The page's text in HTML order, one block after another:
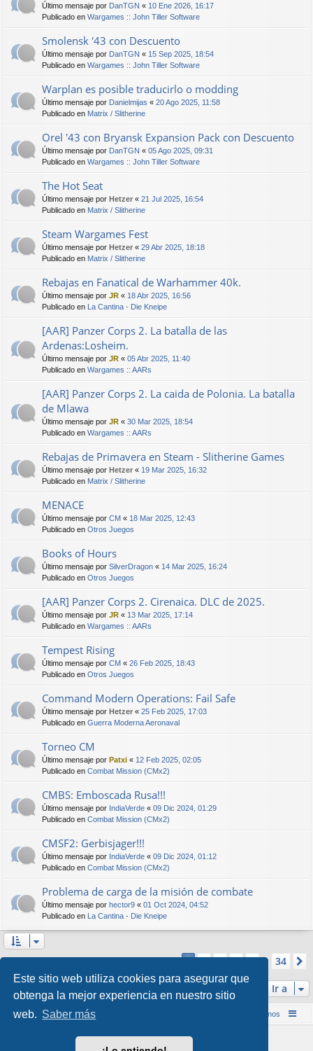
Este sitio web utiliza cookies para asegurar que
obtenga la mejor experiencia en nuestro sitio
web. Saber más
Último mensaje por DanTGN « 10 Ene 2026, 16:17
Publicado en Wargames :: John Tiller Software
Smolensk '43 con Descuento
Último mensaje por DanTGN « 15 Sep 2025, 18:54
Publicado en Wargames :: John Tiller Software
Warplan es posible traducirlo o modding
Último mensaje por Danielmijas « 20 Ago 2025, 11:58
Publicado en Matrix / Slitherine
Orel '43 con Bryansk Expansion Pack con Descuento
Último mensaje por DanTGN « 05 Ago 2025, 09:31
Publicado en Wargames :: John Tiller Software
The Hot Seat
Último mensaje por Hetzer « 21 Jul 2025, 16:54
Publicado en Matrix / Slitherine
Steam Wargames Fest
Último mensaje por Hetzer « 29 Abr 2025, 18:18
Publicado en Matrix / Slitherine
Rebajas en Fanatical de Warhammer 40k.
Último mensaje por JR « 18 Abr 2025, 16:56
Publicado en La Cantina - Die Kneipe
[AAR] Panzer Corps 2. La batalla de las
Ardenas:Losheim.
Último mensaje por JR « 05 Abr 2025, 11:40
Publicado en Wargames :: AARs
[AAR] Panzer Corps 2. La caida de Polonia. La batalla
de Mlawa
Último mensaje por JR « 30 Mar 2025, 18:54
Publicado en Wargames :: AARs
Rebajas de Primavera en Steam - Slitherine Games
Último mensaje por Hetzer « 19 Mar 2025, 16:32
Publicado en Matrix / Slitherine
MENACE
Último mensaje por CM « 18 Mar 2025, 12:43
Publicado en Otros Juegos
Books of Hours
Último mensaje por SilverDragon « 14 Mar 2025, 16:24
Publicado en Otros Juegos
[AAR] Panzer Corps 2. Cirenaica. DLC de 2025.
Último mensaje por JR « 13 Mar 2025, 17:14
Publicado en Wargames :: AARs
Tempest Rising
Último mensaje por CM « 26 Feb 2025, 18:43
Publicado en Otros Juegos
Command Modern Operations: Fail Safe
Último mensaje por Hetzer « 25 Feb 2025, 17:03
Publicado en Guerra Moderna Aeronaval
Torneo CM
Último mensaje por Patxi « 12 Feb 2025, 02:05
Publicado en Combat Mission (CMx2)
CMBS: Emboscada Rusa!!!
Último mensaje por IndiaVerde « 09 Dic 2024, 01:29
Publicado en Combat Mission (CMx2)
CMSF2: Gerbisjager!!!
Último mensaje por IndiaVerde « 09 Dic 2024, 01:12
Publicado en Combat Mission (CMx2)
Problema de carga de la misión de combate
Último mensaje por hector9 « 01 Oct 2024, 04:52
Publicado en La Cantina - Die Kneipe
Página1de34
1 2 3 4 5 … 34
Ir a
Inicio (Web) Foro Punta de Lanza Wargames Contáctenos
Desarrollado porphpBB® Forum Software © phpBB Limited